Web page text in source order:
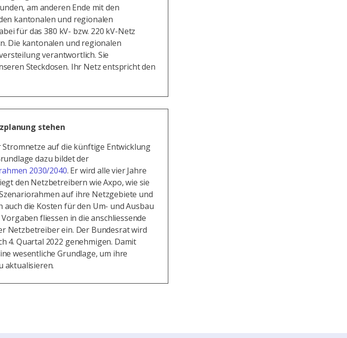
am anderen Ende mit den
kantonalen und regionalen
für das 380 kV- bzw. 220 kV-Netz
Die kantonalen und regionalen
verantwortlich. Sie
Steckdosen. Ihr Netz entspricht den
stehen
auf die künftige Entwicklung
dazu bildet der
2030/2040. Er wird alle vier Jahre
den Netzbetreibern wie Axpo, wie sie
auf ihre Netzgebiete und
die Kosten für den Um- und Ausbau
fliessen in die anschliessende
Netzbetreiber ein. Der Bundesrat wird
4. Quartal 2022 genehmigen. Damit
wesentliche Grundlage, um ihre
aktualisieren.